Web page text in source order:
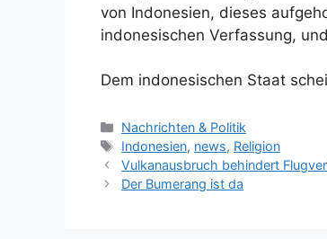
von Indonesien, dieses
indonesischen Verfassung,
Dem indonesischen Staat
K
a
t
e
Nachrichten & Politik
S
c
h
Indonesien, news, Religion
Vulkanausbruch behindert
Der Bumerang ist da